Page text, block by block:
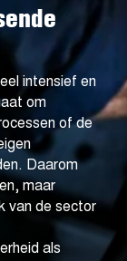
intensief en
om
of de
Daarom
maar
van de sector
als